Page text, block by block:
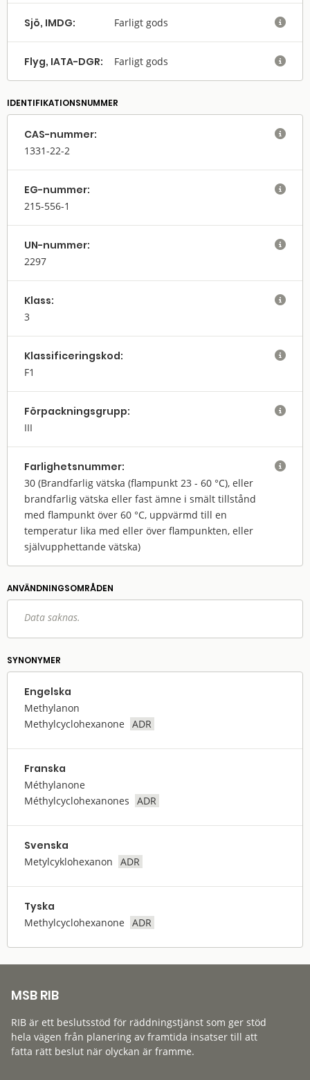
Sjö, IMDG: Farligt gods 
Flyg, IATA-DGR: Farligt gods 
IDENTIFIKATIONSNUMMER
CAS-nummer:
1331-22-2

EG-nummer:
215-556-1

UN-nummer:
2297

Klass:
3

Klassifi­cerings­kod:
F1

Förpack­nings­grupp:
III

Farlighets­nummer:
30 (Brandfarlig vätska (flampunkt 23 - 60 °C), eller
brandfarlig vätska eller fast ämne i smält tillstånd
med flampunkt över 60 °C, uppvärmd till en
temperatur lika med eller över flampunkten, eller
självupphettande vätska)

ANVÄNDNINGS­OMRÅDEN
Data saknas.
SYNONYMER
Engelska
Methylanon
Methylcyclohexanone
ADR
Franska
Méthylanone
Méthylcyclohexanones
ADR
Svenska
Metylcyklohexanon ADR
Tyska
Methylcyclohexanone ADR
MSB RIB
RIB är ett beslutsstöd för räddningstjänst som ger stöd
hela vägen från planering av framtida insatser till att
fatta rätt beslut när olyckan är framme.